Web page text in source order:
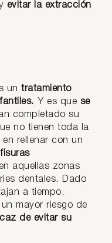
evitar la extracción
un tratamiento
. Y es que se
completado su
no tienen toda la
rellenar con un
aquellas zonas
dentales. Dado
a tiempo,
mayor riesgo de
de evitar su